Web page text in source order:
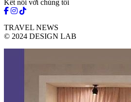
Kết nối với chúng tôi
TRAVEL NEWS
© 2024 DESIGN LAB